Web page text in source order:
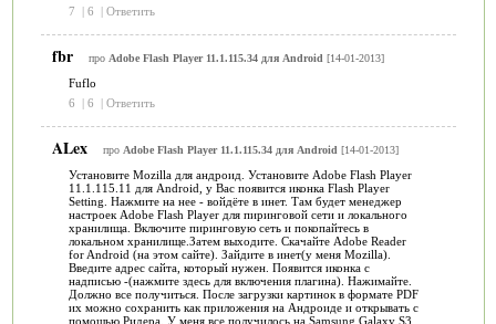
7
| 6 | Ответить
fbr про Adobe Flash Player 11.1.115.34 для Android [14-01-2013]
Fuflo
6
| 6 | Ответить
ALex про Adobe Flash Player 11.1.115.34 для Android [14-01-2013]
Установите Mozilla для андроид. Установите Adobe Flash Player
11.1.115.11 для Android, у Вас появится иконка Flash Player
Setting. Нажмите на нее - войдёте в инет. Там будет менеджер
настроек Adobe Flash Player для пиринговой сети и локального
хранилища. Включите пиринговую сеть и покопайтесь в
локальном хранилище.Затем выходите. Скачайте Adobe Reader
for Android (на этом сайте). Зайдите в инет(у меня Mozilla).
Введите адрес сайта, который нужен. Появится иконка с
надписью -(нажмите здесь для включения плагина). Нажимайте.
Должно все получиться. После загрузки картинок в формате PDF
их можно сохранить как приложения на Андроиде и открывать с
помощью Ридера. У меня все получилось на Samsung Galaxy S3